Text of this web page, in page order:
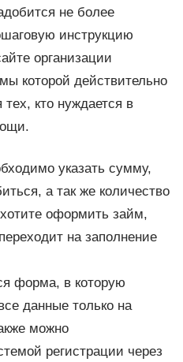
не более
инструкцию
организации
которой действительно
кто нуждается в
указать сумму,
а так же количество
оформить займ,
на заполнение
форма, в которую
данные только на
можно
регистрации через